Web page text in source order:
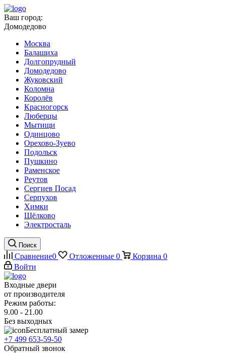
Ваш город:
Домодедово
Москва
Балашиха
Долгопрудный
Домодедово
Жуковский
Коломна
Королёв
Красногорск
Люберцы
Мытищи
Одинцово
Орехово-Зуево
Подольск
Пушкино
Раменское
Реутов
Сергиев Посад
Серпухов
Химки
Щёлково
Электросталь
Поиск
Сравнение0 Отложенные 0 Корзина 0
Войти
Входные двери
от производителя
Режим работы:
9.00 - 21.00
Без выходных
Бесплатный замер
+7 499 653-59-50
Обратный звонок